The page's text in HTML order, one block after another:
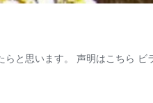
と思います。 声明はこちら ビ